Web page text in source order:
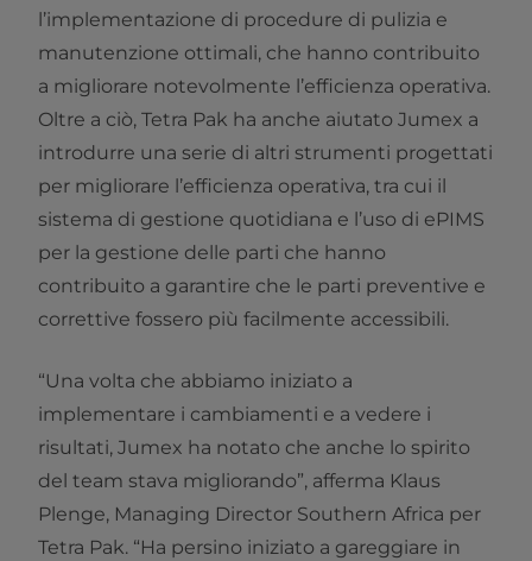
l’implementazione di procedure di pulizia e
manutenzione ottimali, che hanno contribuito
a migliorare notevolmente l’efficienza operativa.
Oltre a ciò, Tetra Pak ha anche aiutato Jumex a
introdurre una serie di altri strumenti progettati
per migliorare l’efficienza operativa, tra cui il
sistema di gestione quotidiana e l’uso di ePIMS
per la gestione delle parti che hanno
contribuito a garantire che le parti preventive e
correttive fossero più facilmente accessibili.
“Una volta che abbiamo iniziato a
implementare i cambiamenti e a vedere i
risultati, Jumex ha notato che anche lo spirito
del team stava migliorando”, afferma Klaus
Plenge, Managing Director Southern Africa per
Tetra Pak. “Ha persino iniziato a gareggiare in